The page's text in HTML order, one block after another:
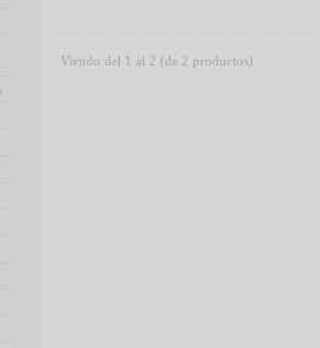
Viendo del 1 al 2 (de 2 productos)